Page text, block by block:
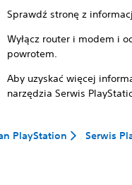
Sprawdź stronę z
Wyłącz router i modem i
powrotem.
Aby uzyskać więcej
narzędzia Serwis
PlayStation Serwis